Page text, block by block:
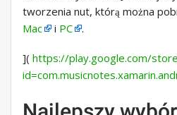
tworzenia nut, którą można
Mac
i PC .
]( https://play.google.com/